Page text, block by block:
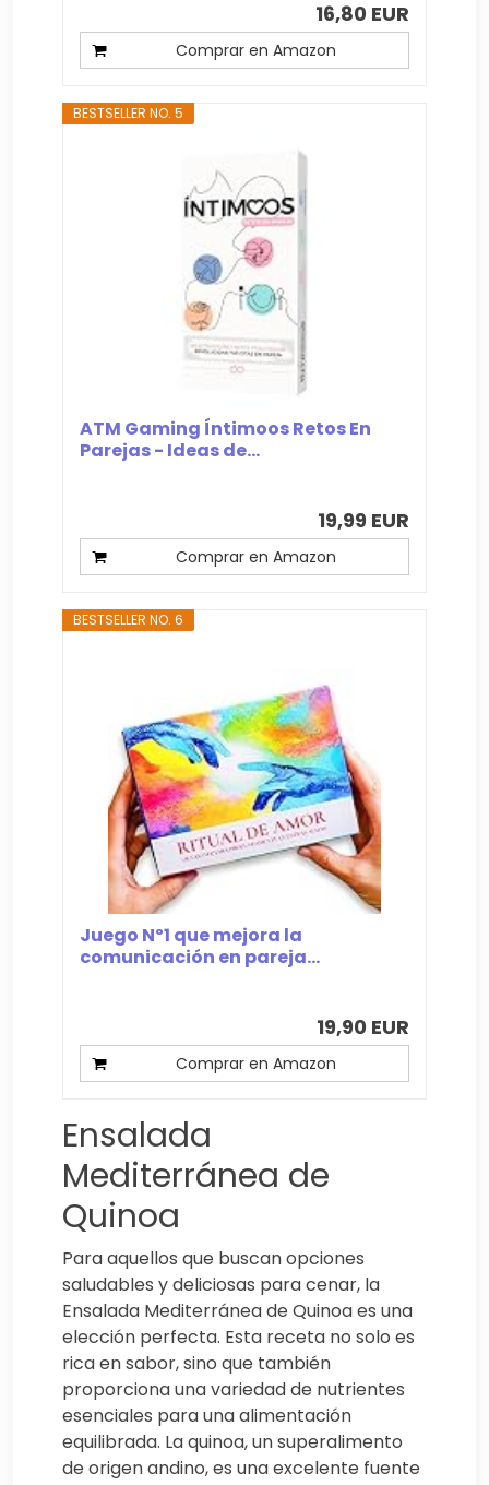
16,80 EUR
Comprar en Amazon
BESTSELLER NO. 5
ATM Gaming Íntimoos Retos En
Parejas - Ideas de...
19,99 EUR
Comprar en Amazon
BESTSELLER NO. 6
Juego Nº1 que mejora la
comunicación en pareja...
19,90 EUR
Comprar en Amazon
Ensalada
Mediterránea de
Quinoa
Para aquellos que buscan opciones
saludables y deliciosas para cenar, la
Ensalada Mediterránea de Quinoa es una
elección perfecta. Esta receta no solo es
rica en sabor, sino que también
proporciona una variedad de nutrientes
esenciales para una alimentación
equilibrada. La quinoa, un superalimento
de origen andino, es una excelente fuente